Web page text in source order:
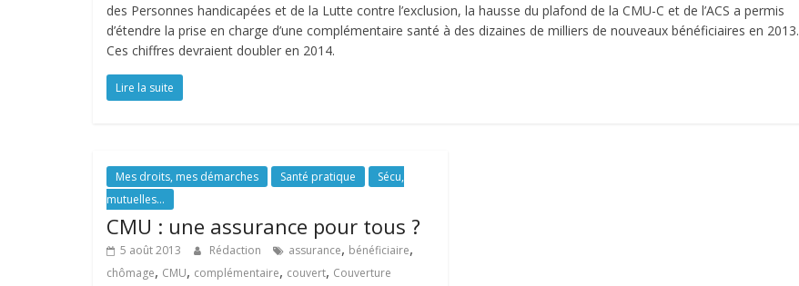
des Personnes handicapées et de la Lutte contre l’exclusion, la hausse du plafond de la CMU-C et de l’ACS a permis
d’étendre la prise en charge d’une complémentaire santé à des dizaines de milliers de nouveaux bénéficiaires en 2013.
Ces chiffres devraient doubler en 2014.
Lire la suite
Mes droits, mes démarches Santé pratique
Sécu,
mutuelles...
CMU : une assurance pour tous ?
5 août 2013 Rédaction assurance, bénéficiaire,
chômage, CMU, complémentaire, couvert, Couverture